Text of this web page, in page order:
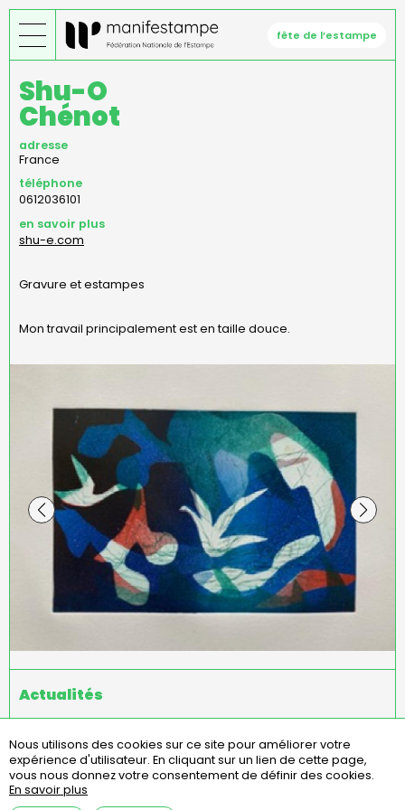
Aller
au
contenu
fête de l’estampe
Shu-O
Chénot
adresse
France
téléphone
0612036101
en savoir plus
shu-e.com
Gravure et estampes
Mon travail principalement est en taille douce.
Actualités
Menu
Pied
de
missions statuts
règlement intérieur
assemblées générales
Nous utilisons des cookies sur ce site pour améliorer votre
expérience d'utilisateur. En cliquant sur un lien de cette page,
vous nous donnez votre consentement de définir des cookies.
En savoir plus